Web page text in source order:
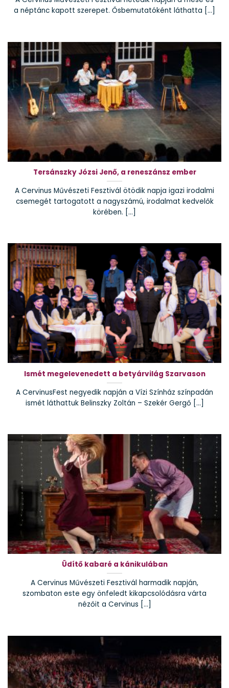
a néptánc kapott szerepet. Ősbemutatóként láthatta [...]
Tersánszky Józsi Jenő, a reneszánsz ember
A Cervinus Művészeti Fesztivál ötödik napja igazi irodalmi
csemegét tartogatott a nagyszámú, irodalmat kedvelők
körében. [...]
Ismét megelevenedett a betyárvilág Szarvason
A CervinusFest negyedik napján a Vízi Színház színpadán
ismét láthattuk Belinszky Zoltán – Szekér Gergő [...]
Üdítő kabaré a kánikulában
A Cervinus Művészeti Fesztivál harmadik napján,
szombaton este egy önfeledt kikapcsolódásra várta
nézőit a Cervinus [...]